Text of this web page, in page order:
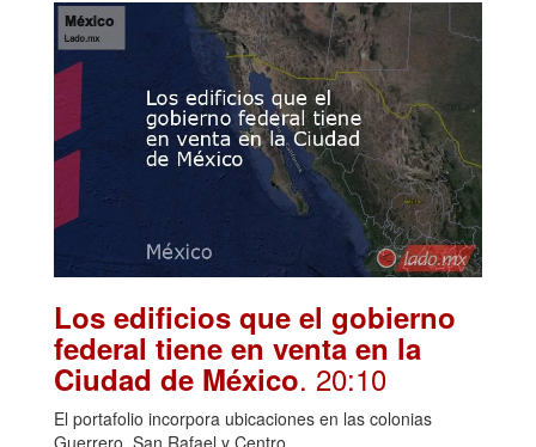
Los edificios que el gobierno
federal tiene en venta en la
Ciudad de México. 20:10
El portafolio incorpora ubicaciones en las colonias